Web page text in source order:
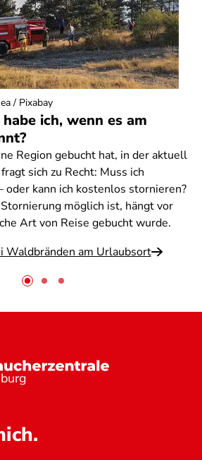
ich, wenn es am
Region gebucht hat, in der aktuell
sich zu Recht: Muss ich
oder kann ich kostenlos stornieren?
möglich ist, hängt vor
Art von Reise gebucht wurde.
Waldbränden am Urlaubsort
/ Pixabay